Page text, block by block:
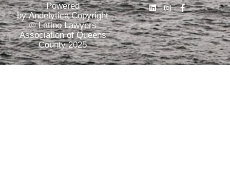
Powered
by Andelytica Copyright
© Latino Lawyers
Association of Queens
County 2025